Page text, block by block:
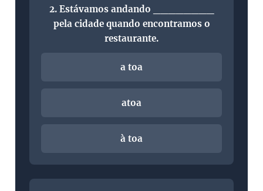
2. Estávamos andando ________
pela cidade quando encontramos o
restaurante.
a toa
atoa
à toa